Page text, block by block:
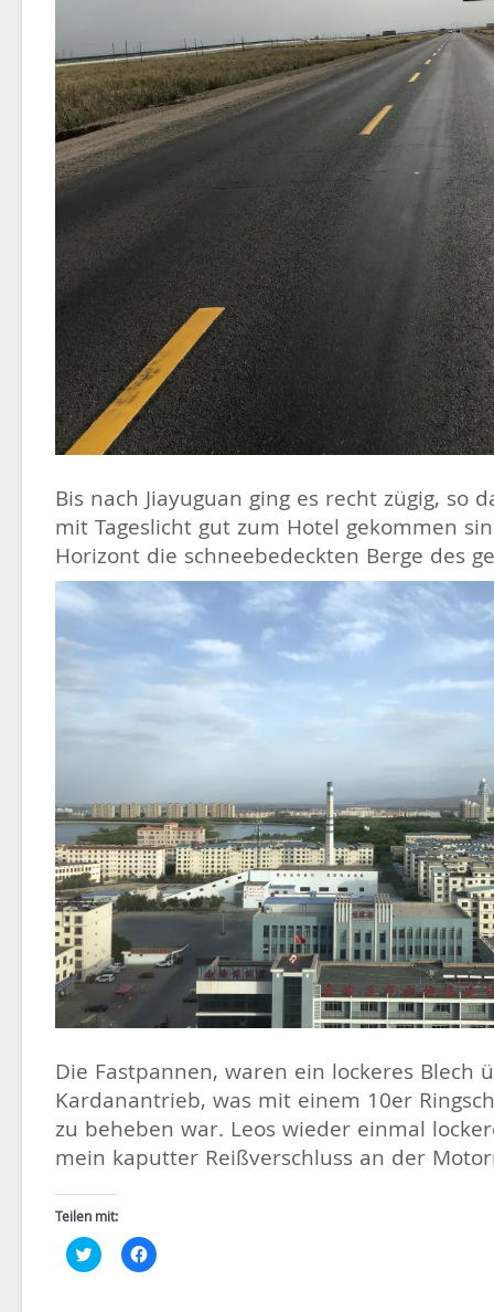
Bis nach Jiayuguan ging es recht zügig, so
mit Tageslicht gut zum Hotel gekommen
Horizont die schneebedeckten Berge des
Die Fastpannen, waren ein lockeres Blech
Kardanantrieb, was mit einem 10er
zu beheben war. Leos wieder einmal
mein kaputter Reißverschluss an der
Teilen mit:
Klick,
um
Klick,
um